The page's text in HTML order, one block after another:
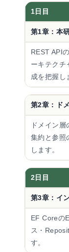
1日目
第1章：本
REST API
ーキテクチ
成を把握し
第2章：ド
ドメイン
集約と参照
します。
2日目
第3章：イ
EF Coreの
ス・
す。